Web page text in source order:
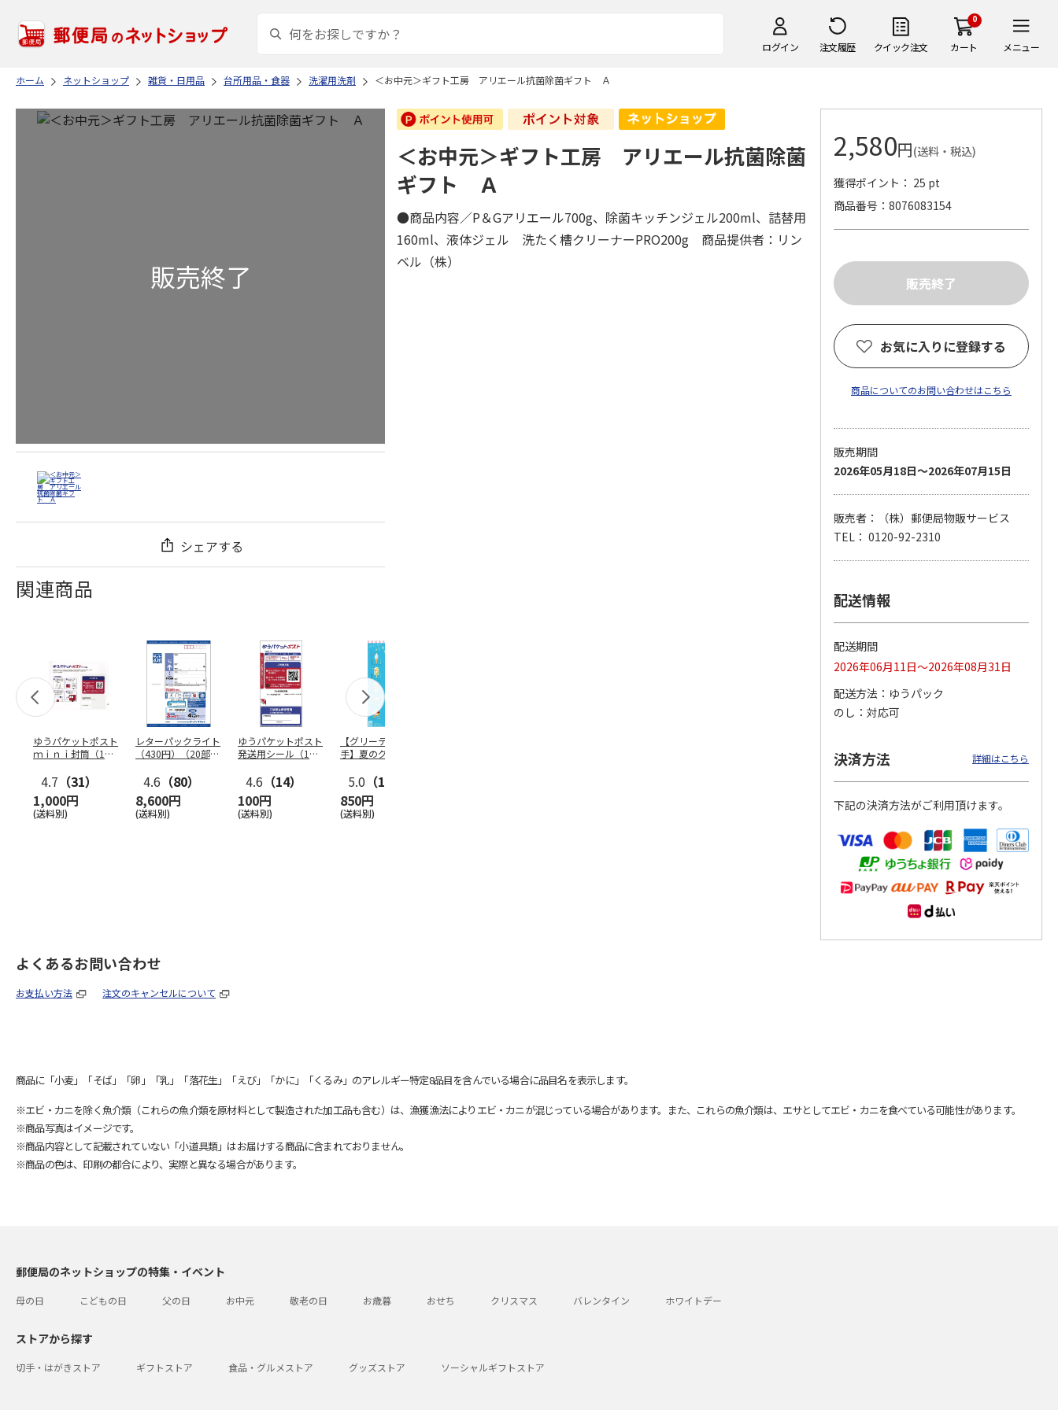
ログイン 注文履歴 クイック注文
0
カート メニュー
ホーム ネットショップ 雑貨・日用品 台所用品・食器 洗濯用洗剤 ＜お中元＞ギフト工房 アリエール抗菌除菌ギフト Ａ
シェアする
関連商品
ゆうパケットポスト
ｍｉｎｉ封筒（1個
4.7 （31）
1,000円
(送料別)
レターパックライト
（430円）（20部セ
4.6 （80）
8,600円
(送料別)
ゆうパケットポスト
発送用シール（1個
4.6 （14）
100円
(送料別)
【グリーティング切
手】夏のグリーティ
5.0 （10）
850円
(送料別)
手】グリーティング
（シンプル）（110
円…
4.8（11）
5,500円
(送料別)
通切手・千鳥（1シ
ート100枚）
4.6（7）
11,000円
(送料別)
＜お中元＞ギフト工房 アリエール抗菌除菌
ギフト Ａ
●商品内容／P＆Gアリエール700g、除菌キッチンジェル200ml、詰替用
160ml、液体ジェル 洗たく槽クリーナーPRO200g 商品提供者：リン
ベル（株）
2,580円(送料・税込)
獲得ポイント： 25 pt
商品番号
8076083154
お気に入りに登録する
商品についてのお問い合わせはこちら
販売期間
2026年05月18日～2026年07月15日
販売者：（株）郵便局物販サービス
TEL： 0120-92-2310
配送情報
配送期間
2026年06月11日～2026年08月31日
配送方法
ゆうパック
のし
対応可
決済方法 詳細はこちら
下記の決済方法がご利用頂けます。
よくあるお問い合わせ
お支払い方法 注文のキャンセルについて
商品に「小麦」「そば」「卵」「乳」「落花生」「えび」「かに」「くるみ」のアレルギー特定8品目を含んでいる場合に品目名を表示します。
※エビ・カニを除く魚介類（これらの魚介類を原材料として製造された加工品も含む）は、漁獲漁法によりエビ・カニが混じっている場合があります。また、これらの魚介類は、エサとしてエビ・カニを食べている可能性があります。
※商品写真はイメージです。
※商品内容として記載されていない「小道具類」はお届けする商品に含まれておりません。
※商品の色は、印刷の都合により、実際と異なる場合があります。
郵便局のネットショップの特集・イベント
母の日 こどもの日 父の日 お中元 敬老の日 お歳暮 おせち クリスマス バレンタイン ホワイトデー
ストアから探す
切手・はがきストア ギフトストア 食品・グルメストア グッズストア ソーシャルギフトストア